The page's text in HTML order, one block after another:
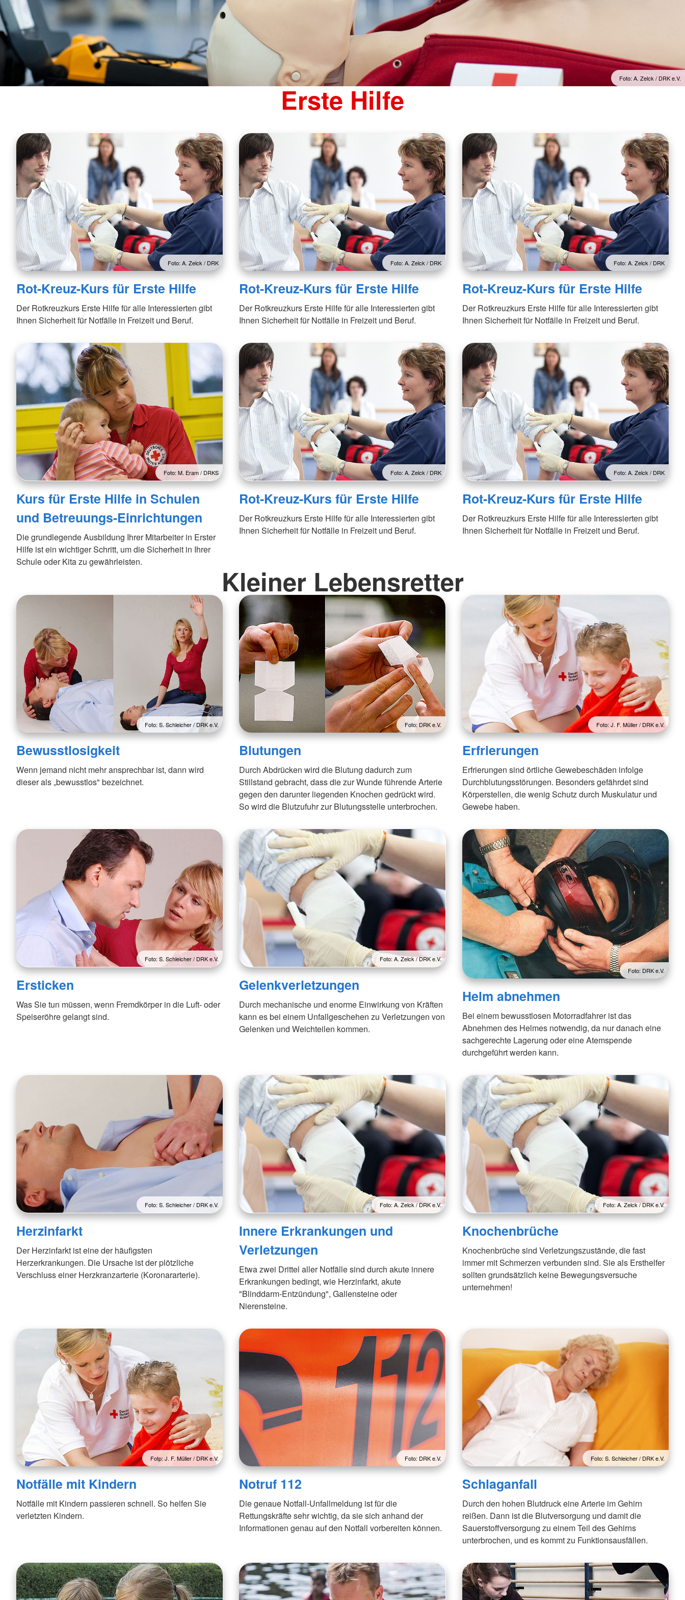
Foto: A. Zelck / DRK e.V.
Erste Hilfe
Foto: A. Zelck / DRK
Rot-Kreuz-Kurs für Erste Hilfe
Der Rotkreuzkurs Erste Hilfe für alle Interessierten gibt
Ihnen Sicherheit für Notfälle in Freizeit und Beruf.
Foto: A. Zelck / DRK
Rot-Kreuz-Kurs für Erste Hilfe
Der Rotkreuzkurs Erste Hilfe für alle Interessierten gibt
Ihnen Sicherheit für Notfälle in Freizeit und Beruf.
Foto: A. Zelck / DRK
Rot-Kreuz-Kurs für Erste Hilfe
Der Rotkreuzkurs Erste Hilfe für alle Interessierten gibt
Ihnen Sicherheit für Notfälle in Freizeit und Beruf.
Foto: M. Eram / DRKS
Kurs für Erste Hilfe in Schulen
und Betreuungs-Einrichtungen
Die grundlegende Ausbildung Ihrer Mitarbeiter in Erster
Hilfe ist ein wichtiger Schritt, um die Sicherheit in Ihrer
Schule oder Kita zu gewährleisten.
Foto: A. Zelck / DRK
Rot-Kreuz-Kurs für Erste Hilfe
Der Rotkreuzkurs Erste Hilfe für alle Interessierten gibt
Ihnen Sicherheit für Notfälle in Freizeit und Beruf.
Foto: A. Zelck / DRK
Rot-Kreuz-Kurs für Erste Hilfe
Der Rotkreuzkurs Erste Hilfe für alle Interessierten gibt
Ihnen Sicherheit für Notfälle in Freizeit und Beruf.
Kleiner Lebensretter
Foto: S. Schleicher / DRK e.V.
Bewusstlosigkeit
Wenn jemand nicht mehr ansprechbar ist, dann wird
dieser als „bewusstlos" bezeichnet.
Foto: DRK e.V.
Blutungen
Durch Abdrücken wird die Blutung dadurch zum
Stillstand gebracht, dass die zur Wunde führende Arterie
gegen den darunter liegenden Knochen gedrückt wird.
So wird die Blutzufuhr zur Blutungsstelle unterbrochen.
Foto: J. F. Müller / DRK e.V.
Erfrierungen
Erfrierungen sind örtliche Gewebeschäden infolge
Durchblutungsstörungen. Besonders gefährdet sind
Körperstellen, die wenig Schutz durch Muskulatur und
Gewebe haben.
Foto: S. Schleicher / DRK e.V.
Ersticken
Was Sie tun müssen, wenn Fremdkörper in die Luft- oder
Speiseröhre gelangt sind.
Foto: A. Zelck / DRK e.V.
Gelenkverletzungen
Durch mechanische und enorme Einwirkung von Kräften
kann es bei einem Unfallgeschehen zu Verletzungen von
Gelenken und Weichteilen kommen.
Foto: DRK e.V.
Helm abnehmen
Bei einem bewusstlosen Motorradfahrer ist das
Abnehmen des Helmes notwendig, da nur danach eine
sachgerechte Lagerung oder eine Atemspende
durchgeführt werden kann.
Foto: S. Schleicher / DRK e.V.
Herzinfarkt
Der Herzinfarkt ist eine der häufigsten
Herzerkrankungen. Die Ursache ist der plötzliche
Verschluss einer Herzkranzarterie (Koronararterie).
Foto: A. Zelck / DRK e.V.
Innere Erkrankungen und
Verletzungen
Etwa zwei Drittel aller Notfälle sind durch akute innere
Erkrankungen bedingt, wie Herzinfarkt, akute
"Blinddarm-Entzündung", Gallensteine oder
Nierensteine.
Foto: A. Zelck / DRK e.V.
Knochenbrüche
Knochenbrüche sind Verletzungszustände, die fast
immer mit Schmerzen verbunden sind. Sie als Ersthelfer
sollten grundsätzlich keine Bewegungsversuche
unternehmen!
Fotp: J. F. Müller / DRK e.V.
Notfälle mit Kindern
Notfälle mit Kindern passieren schnell. So helfen Sie
verletzten Kindern.
Foto: DRK e.V.
Notruf 112
Die genaue Notfall-Unfallmeldung ist für die
Rettungskräfte sehr wichtig, da sie sich anhand der
Informationen genau auf den Notfall vorbereiten können.
Foto: S. Schleicher / DRK e.V.
Schlaganfall
Durch den hohen Blutdruck eine Arterie im Gehirn
reißen. Dann ist die Blutversorgung und damit die
Sauerstoffversorgung zu einem Teil des Gehirns
unterbrochen, und es kommt zu Funktionsausfällen.